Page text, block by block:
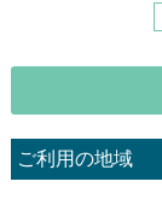
ご利用の地域